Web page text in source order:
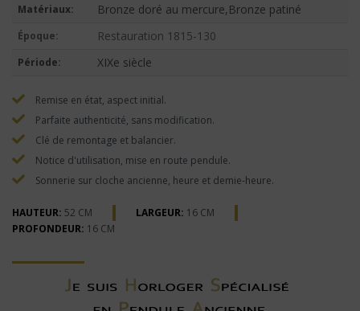
Matériaux: Bronze doré au mercure,Bronze patiné
Époque: Restauration 1815-130
Période: XIXe siècle
Remise en état, aspect initial.
Parfaite authenticité, sans modification.
Clé de remontage et balancier.
Notice d'utilisation, mise en route pendule.
Sonnerie sur cloche ancienne, heure et demie-heure.
HAUTEUR: 52 CM LARGEUR: 16 CM
PROFONDEUR: 16 CM